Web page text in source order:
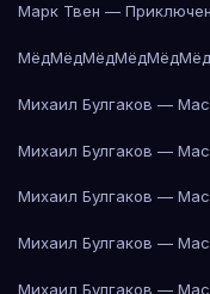
Марк Твен —
МёдМёдМёдМёдМёдМёд
Михаил Булгаков —
Михаил Булгаков —
Михаил Булгаков —
Михаил Булгаков —
Михаил Булгаков —